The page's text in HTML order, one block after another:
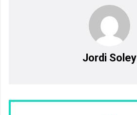
Jordi Soley